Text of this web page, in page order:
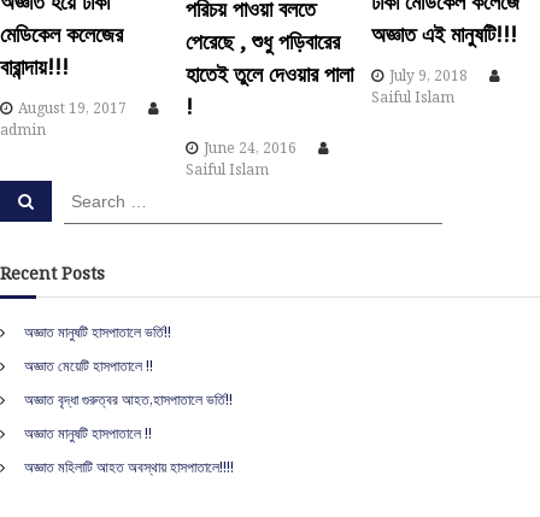
i
g
t
i
o
n
মেডিকেল কলেজের
বারান্দায়!!!
August 19, 2017
admin
পরিচয় পাওয়া বলতে
পেরেছে , শুধু পড়িবারের
হাতেই তুলে দেওয়ার পালা
!
June 24, 2016
Saiful Islam
অজ্ঞাত এই মানুষটি!!!
July 9, 2018
Saiful Islam
r
c
f
o
r
S
h
Recent Posts
অজ্ঞাত মানুষটি হাসপাতালে ভর্তি!!
অজ্ঞাত মেয়েটি হাসপাতালে !!
অজ্ঞাত বৃদ্ধা গুরুত্বর আহত,হাসপাতালে ভর্তি!!
অজ্ঞাত মানুষটি হাসপাতালে !!
অজ্ঞাত মহিলাটি আহত অবস্থায় হাসপাতালে!!!!